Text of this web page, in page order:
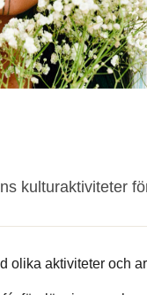
kulturaktiviteter
olika aktiviteter och